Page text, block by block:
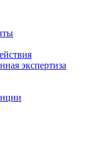
экспертиза